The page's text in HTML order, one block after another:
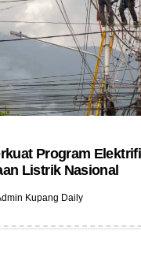
Program
Listrik Nasional
Kupang Daily